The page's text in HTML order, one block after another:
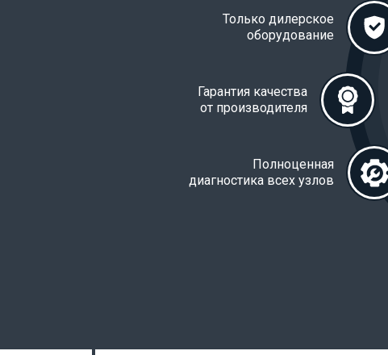
Только дилерское
оборудование
Гарантия качества
от производителя
Полноценная
диагностика всех узлов